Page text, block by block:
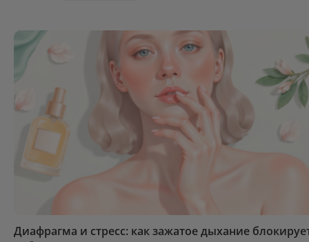
Диафрагма и стресс: как зажатое дыхание